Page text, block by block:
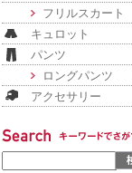
フリルスカート
キュロット
パンツ
ロングパンツ
アクセサリー